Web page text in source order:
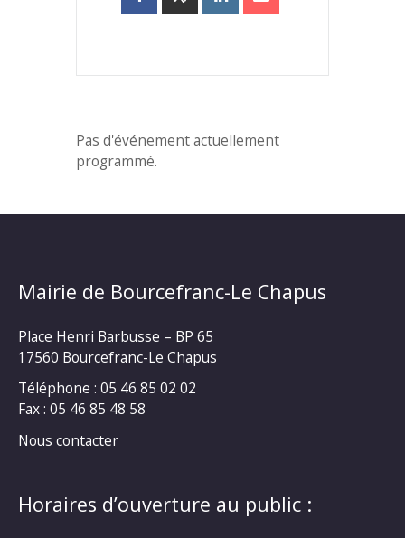
Pas d'événement actuellement
programmé.
Mairie de Bourcefranc-Le Chapus
Place Henri Barbusse – BP 65
17560 Bourcefranc-Le Chapus
Téléphone : 05 46 85 02 02
Fax : 05 46 85 48 58
Nous contacter
Horaires d’ouverture au public :